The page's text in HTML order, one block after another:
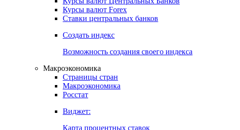
Индикаторы рынка
Поиск индексов
Криптовалюты
Курсы валют Центральных Банков
Курсы валют Forex
Ставки центральных банков
Создать индекс
Возможность создания своего индекса
Макроэкономика
Страницы стран
Макроэкономика
Росстат